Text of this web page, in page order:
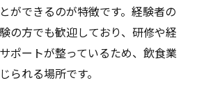
ができるのが特徴です。経験者の
の方でも歓迎しており、研修や経
ポートが整っているため、飲食業
られる場所です。